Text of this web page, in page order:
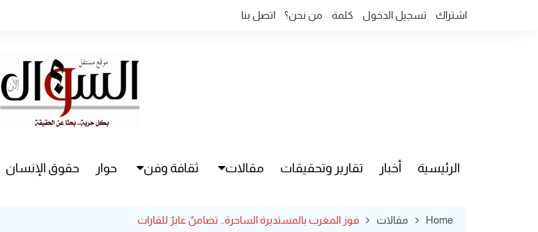
اشتراك تسجيل الدخول كلمة من نحن؟ اتصل بنا
الرئيسية أخبار تقارير وتحقيقات مقالات ثقافة وفن
مسرح
حوار حقوق الإنسان
Home مقالات فوز المغرب بالمستديرة الساحرة.. تضامنٌ عابرٌ للقارات